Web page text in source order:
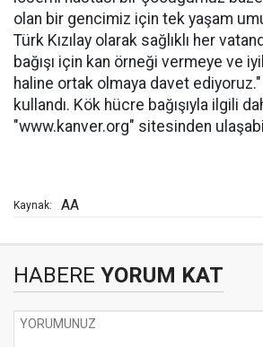
olan bir gencimiz için tek yaşam
Türk Kızılay olarak sağlıklı her
bağışı için kan örneği vermeye ve
haline ortak olmaya davet
kullandı. Kök hücre bağışıyla ilgili
"www.kanver.org" sitesinden
Kaynak: AA
HABERE YORUM KAT